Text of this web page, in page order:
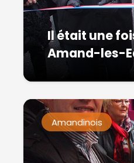
Il était une
Amand-les-
Amandinois